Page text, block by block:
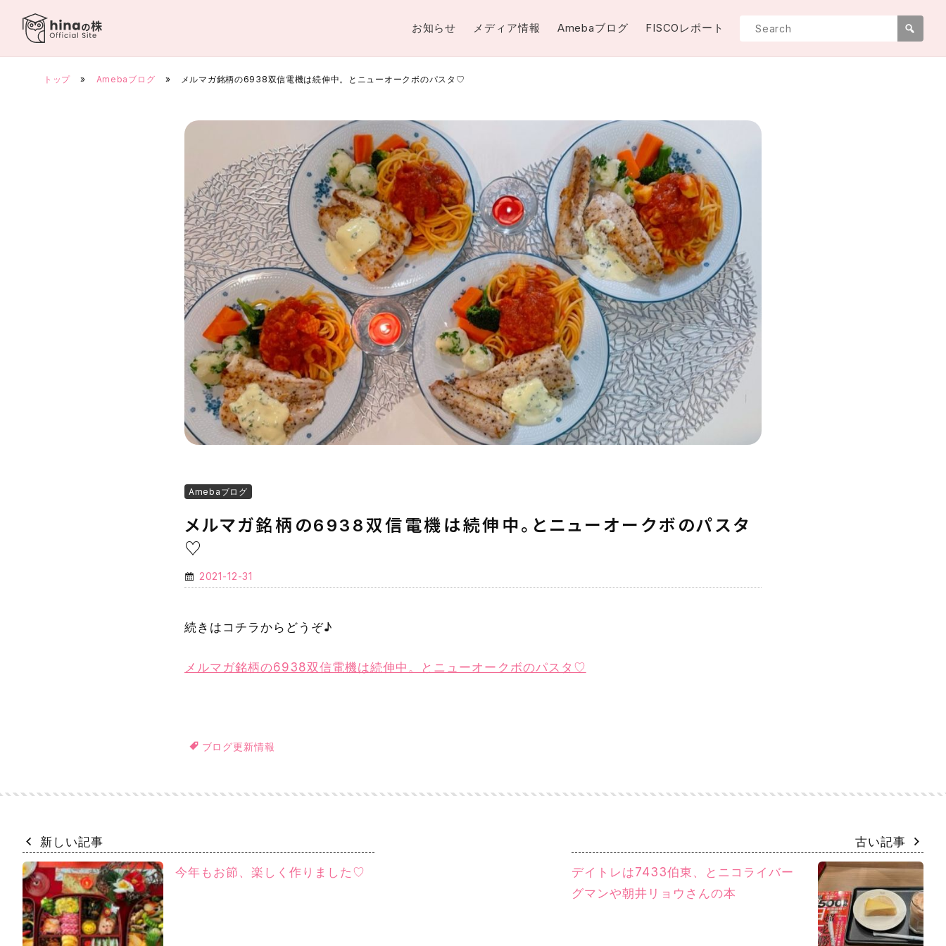
お知らせ メディア情報 Amebaブログ FISCOレポート
トップ » Amebaブログ » メルマガ銘柄の6938双信電機は続伸中。とニューオークボのパスタ♡
Amebaブログ
メルマガ銘柄の6938双信電機は続伸中。とニューオークボのパスタ
♡
2021-12-31
続きはコチラからどうぞ♪
メルマガ銘柄の6938双信電機は続伸中。とニューオークボのパスタ♡
ブログ更新情報
新しい記事
今年もお節、楽しく作りました♡
古い記事
デイトレは7433伯東、とニコライバー
グマンや朝井リョウさんの本